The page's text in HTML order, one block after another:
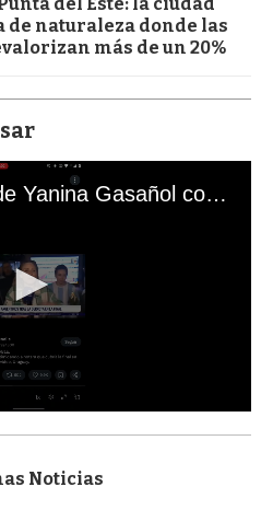
de naturaleza donde las
más de un 20%
El mal momento de Yanina Gasañol con un hincha argentino en "Subrayado"
Noticias